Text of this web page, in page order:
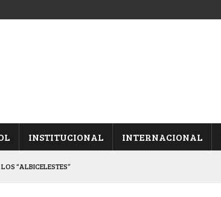
INSTITUCIONAL INTERNACIONAL
“ALBICELESTES”